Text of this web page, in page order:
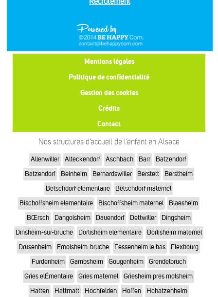
Mentions légales
Politique de confidentialité
Gestion des cookies
Crédits
Contact
Nos structures d’accueil de l’enfant en Alsace
Allenwiller Alteckendorf Aschbach Barr
Batzendorf
Batzendorf
Beinheim Bernardswiller Berstett
Berstheim
Betschdorf elementaire
Betschdorf maternel
Bischoffsheim elementaire
Bischoffsheim maternel
Blaesheim
BŒrsch
Dangolsheim Dauendorf Dettwiller
Dingsheim
Dinsheim-sur-bruche
Dorlisheim elementaire
Dorlisheim maternel
Drusenheim
Ernolsheim-bruche Fessenheim le bas
Flexbourg
Furdenheim
Gambsheim Gougenheim
Grendelbruch
Gries elÉmentaire
Gries maternel
Griesheim pres molsheim
Hatten
Hattmatt Hochfelden Hoffen
Hohatzenheim